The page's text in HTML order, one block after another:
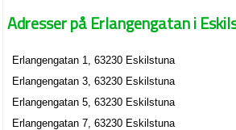
Adresser på Erlangengatan i
Erlangengatan 1, 63230 Eskilstuna
Erlangengatan 3, 63230 Eskilstuna
Erlangengatan 5, 63230 Eskilstuna
Erlangengatan 7, 63230 Eskilstuna